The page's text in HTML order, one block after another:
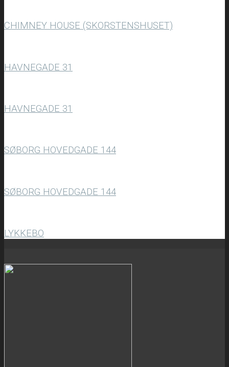
CHIMNEY HOUSE (SKORSTENSHUSET)
HAVNEGADE 31
HAVNEGADE 31
SØBORG HOVEDGADE 144
SØBORG HOVEDGADE 144
LYKKEBO